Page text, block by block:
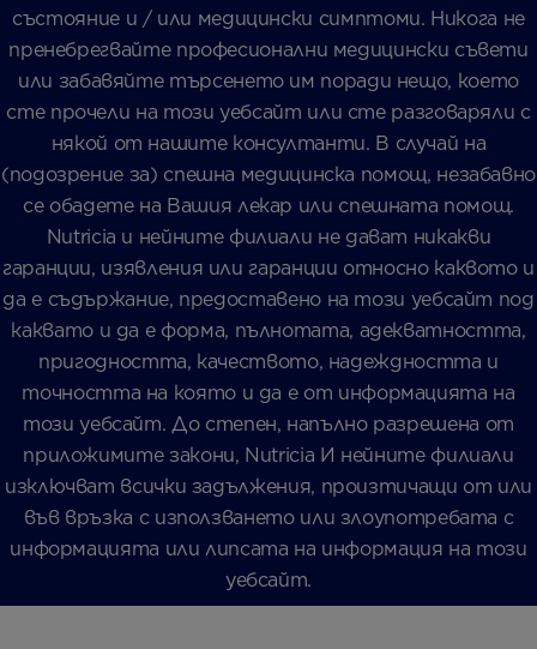
състояние и / или медицински симптоми. Никога не
пренебрегвайте професионални медицински съвети
или забавяйте търсенето им поради нещо, което
сте прочели на този уебсайт или сте разговаряли с
някой от нашите консултанти. В случай на
(подозрение за) спешна медицинска помощ, незабавно
се обадете на Вашия лекар или спешната помощ.
Nutricia и нейните филиали не дават никакви
гаранции, изявления или гаранции относно каквото и
да е съдържание, предоставено на този уебсайт под
каквато и да е форма, пълнотата, адекватността,
пригодността, качеството, надеждността и
точността на която и да е от информацията на
този уебсайт. До степен, напълно разрешена от
приложимите закони, Nutricia И нейните филиали
изключват всички задължения, произтичащи от или
във връзка с използването или злоупотребата с
информацията или липсата на информация на този
уебсайт.